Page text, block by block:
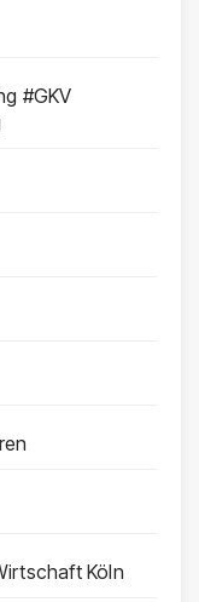
#GKV
Köln